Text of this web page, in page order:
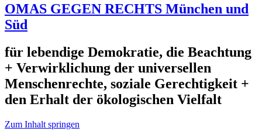
OMAS GEGEN RECHTS München und
Süd
für lebendige Demokratie, die Beachtung
+ Verwirklichung der universellen
Menschenrechte, soziale Gerechtigkeit +
den Erhalt der ökologischen Vielfalt
Zum Inhalt springen